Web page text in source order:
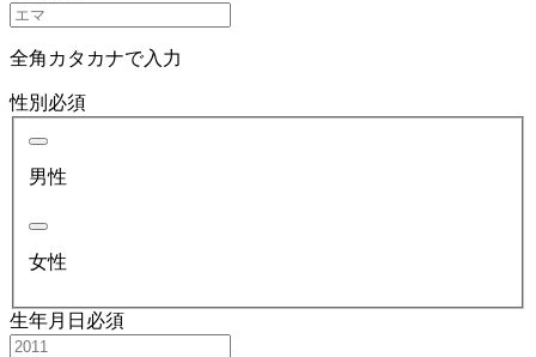
全角カタカナで入力
性別 必須
男性
女性
生年月日 必須